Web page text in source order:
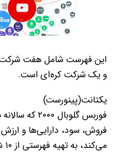
این فهرست شامل هفت شرکت
و یک شرکت کره‌ای است.
یکتانت(پینورست)
فوربس گلوبال
فروش، سود، دارایی‌ها و ارزش